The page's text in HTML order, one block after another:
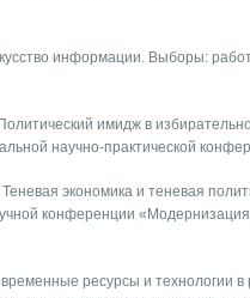
информации. Выборы:
имидж в
научно-практической
экономика и теневая
конференции «Модернизация
ресурсы и технологии